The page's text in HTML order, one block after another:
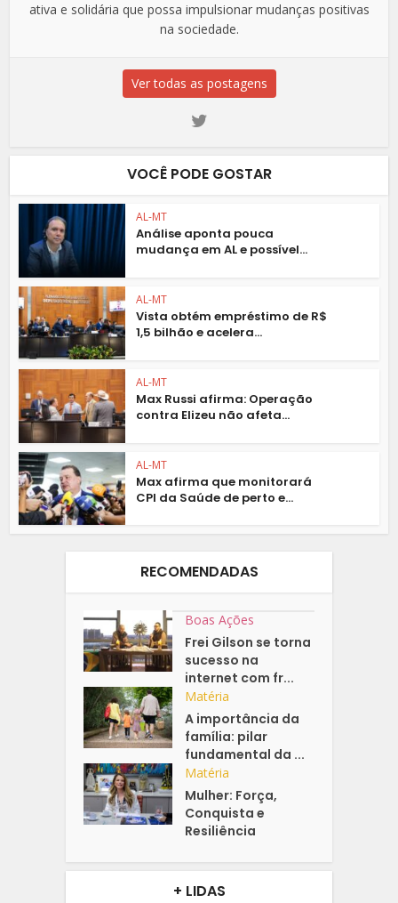
ativa e solidária que possa impulsionar mudanças positivas
na sociedade.
Ver todas as postagens
VOCÊ PODE GOSTAR
AL-MT
Análise aponta pouca
mudança em AL e possível...
AL-MT
Vista obtém empréstimo de R$
1,5 bilhão e acelera...
AL-MT
Max Russi afirma: Operação
contra Elizeu não afeta...
AL-MT
Max afirma que monitorará
CPI da Saúde de perto e...
RECOMENDADAS
Boas Ações
Frei Gilson se torna
sucesso na
internet com fr...
Matéria
A importância da
família: pilar
fundamental da ...
Matéria
Mulher: Força,
Conquista e
Resiliência
+ LIDAS